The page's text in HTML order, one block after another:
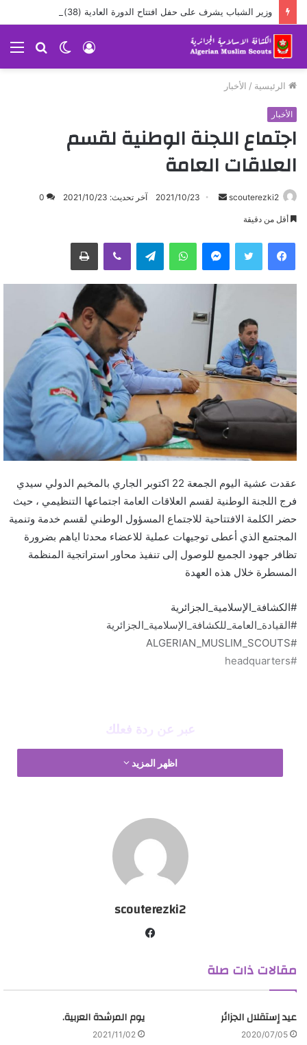
بحث
عن
الوضع
المظلم
تسجيل
الدخول
الرئيسية / الأخبار
الأخبار
اجتماع اللجنة الوطنية لقسم
العلاقات العامة
scouterezki2
ب
د
ل
ك
ت
ر
ي
2021/10/23 آخر تحديث: 2021/10/23 0
أقل من دقيقة
واتساب
عقدت عشية اليوم الجمعة 22 اكتوبر الجاري بالمخيم الدولي سيدي
فرج اللجنة الوطنية لقسم العلاقات العامة اجتماعها التنظيمي ، حيث
حضر الكلمة الافتتاحية للاجتماع المسؤول الوطني لقسم خدمة وتنمية
المجتمع الذي أعطى توجيهات عملية للاعضاء محدثا اياهم بضرورة
تظافر جهود الجميع للوصول إلى تنفيذ محاور استراتجية المنظمة
المسطرة خلال هذه العهدة
#الكشافة_الإسلامية_الجزائرية
#القيادة_العامة_للكشافة_الإسلامية_الجزائرية
#ALGERIAN_MUSLIM_SCOUTS
#headquarters
عبر عن ردة فعلك
اظهر المزيد
scouterezki2
ك
مقالات ذات صلة
عيد إستقلال الجزائر
2020/07/05
يوم المرشدة العربية.
2021/11/02